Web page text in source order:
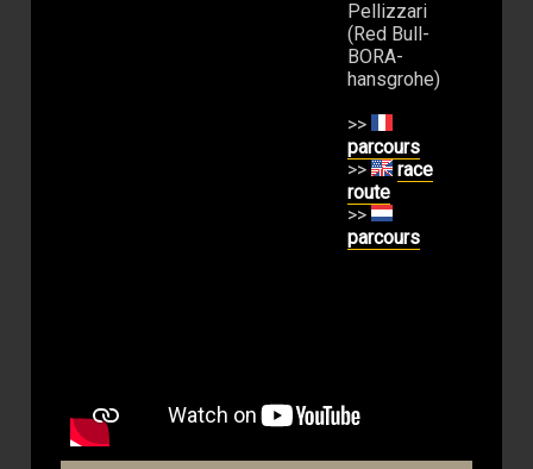
Pellizzari
(Red Bull-
BORA-
hansgrohe)
>>
parcours
>>
race
route
>>
parcours